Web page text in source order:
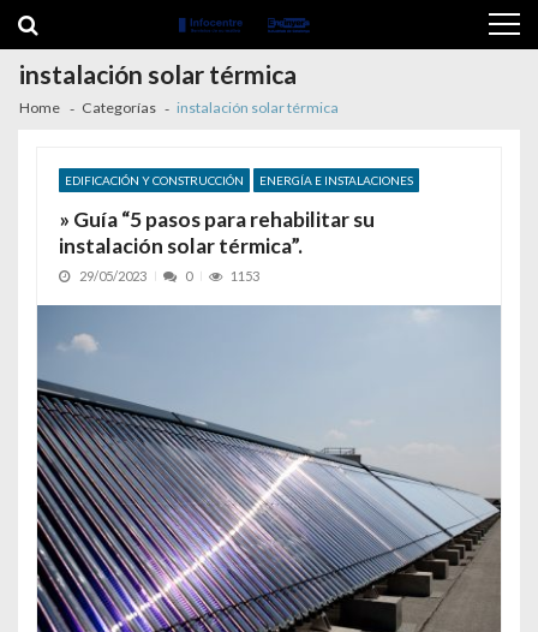
instalación solar térmica
Home Categorías instalación solar térmica
EDIFICACIÓN Y CONSTRUCCIÓN ENERGÍA E INSTALACIONES
» Guía “5 pasos para rehabilitar su
instalación solar térmica”.
29/05/2023 0 1153